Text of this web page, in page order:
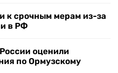
к срочным мерам из-за
в РФ
оценили
по Ормузскому